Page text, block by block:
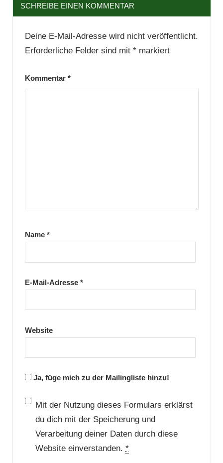
SCHREIBE EINEN KOMMENTAR
Deine E-Mail-Adresse wird nicht veröffentlicht.
Erforderliche Felder sind mit *markiert
Kommentar *
Name *
E-Mail-Adresse *
Website
Ja, füge mich zu der Mailingliste hinzu!
Mit der Nutzung dieses Formulars erklärst
du dich mit der Speicherung und
Verarbeitung deiner Daten durch diese
Website einverstanden. *